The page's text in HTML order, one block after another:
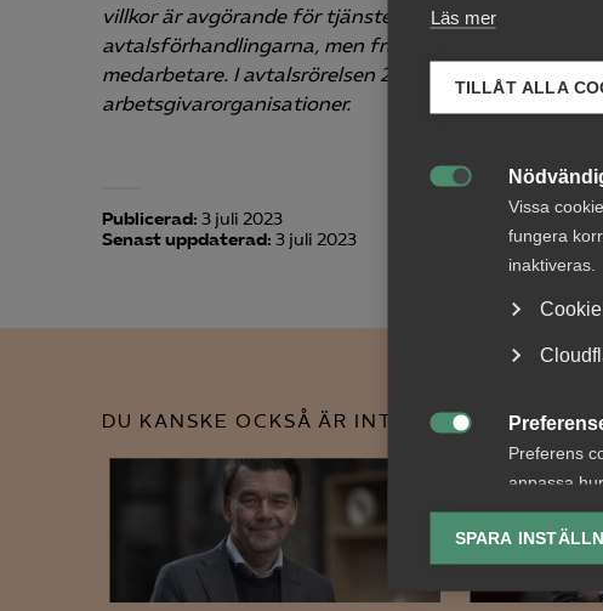
Läs mer
TILLÅT ALLA
Vissa
fungera
inaktiveras.
Preferens
anpassa
lagring av

Analys-
SPARA
villkor är avgörande för tjänsteföretagens
avtalsförhandlingarna, men framför allt varje dag
medarbetare. I avtalsrörelsen 2023 tecknar Almega
arbetsgivarorganisationer.
Publicerad: 3 juli 2023
Senast uppdaterad: 3 juli 2023
DU KANSKE OCKSÅ ÄR INTRESSERAD AV